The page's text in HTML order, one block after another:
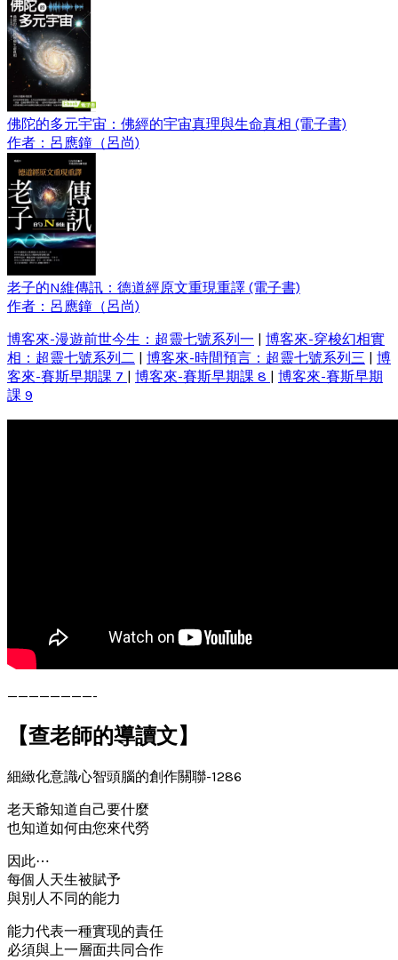
佛陀的多元宇宙：佛經的宇宙真理與生命真相 (電子書)
作者：呂應鐘（呂尚)
老子的N維傳訊：德道經原文重現重譯 (電子書)
作者：呂應鐘（呂尚)
博客來-漫遊前世今生：超靈七號系列一
博客來-穿梭幻相實
相：超靈七號系列二
博客來-時間預言：超靈七號系列三
博
客來-賽斯早期課 7
博客來-賽斯早期課 8
博客來-賽斯早期
課 9
————————-
【查老師的導讀文】
細緻化意識心智頭腦的創作關聯-1286
老天爺知道自己要什麼
也知道如何由您來代勞
因此⋯
每個人天生被賦予
與別人不同的能力
能力代表一種實现的責任
必須與上一層面共同合作